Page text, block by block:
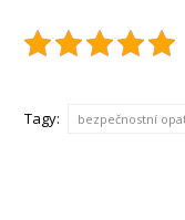
Tagy: bezpečnostní